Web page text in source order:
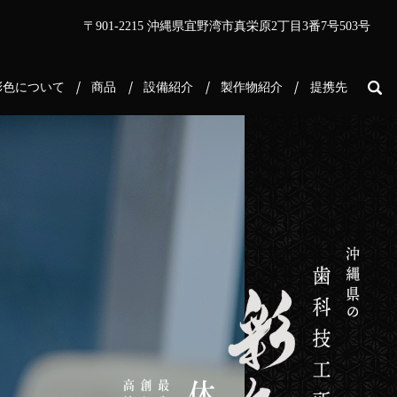
色について 商品 設備紹介 製作物紹介 提携先
〒901-2215 沖縄県宜野湾市真栄原2丁目3番7号503号